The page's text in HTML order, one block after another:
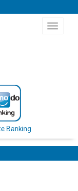
Toggle
Banking